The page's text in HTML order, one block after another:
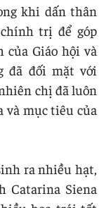
khi dấn thân
trị để góp
của Giáo hội và
đã đối mặt với
chị đã luôn
mục tiêu của
ra nhiều hạt,
Catarina Siena